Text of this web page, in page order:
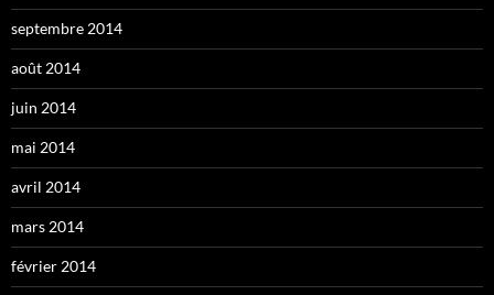
septembre 2014
août 2014
juin 2014
mai 2014
avril 2014
mars 2014
février 2014